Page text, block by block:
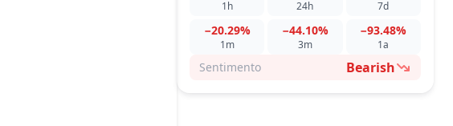
1h 24h 7d
1m
−20.29%
3m
−44.10%
1a
−93.48%
Sentimento Bearish